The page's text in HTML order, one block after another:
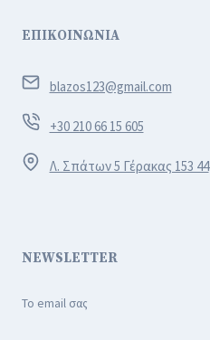
ΕΠΙΚΟΙΝΩΝΙΑ
blazos123@gmail.com
+30 210 66 15 605
Λ. Σπάτων 5 Γέρακας 153 44
NEWSLETTER
Το email σας